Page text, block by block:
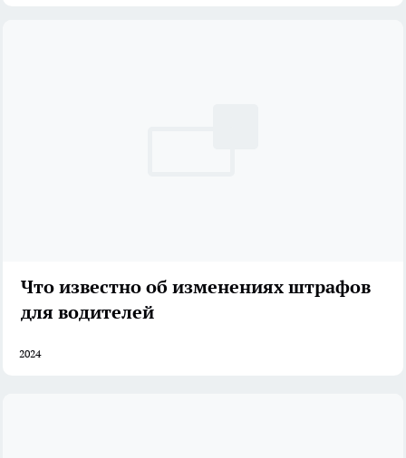
Что известно об изменениях штрафов
для водителей
2024